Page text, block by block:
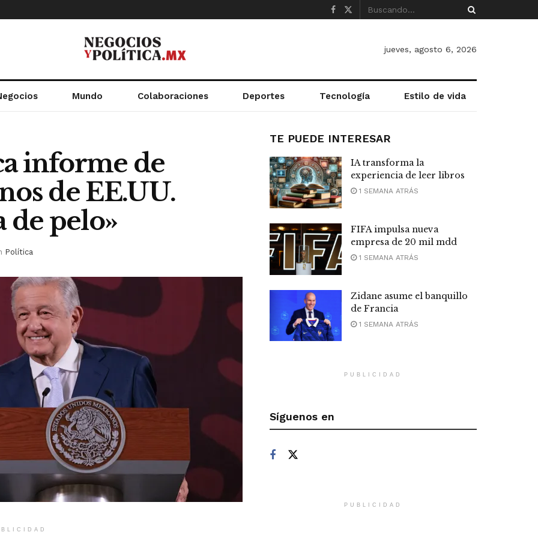
jueves, agosto 6, 2026
Mundo Colaboraciones Deportes Tecnología Estilo de vida
informe de
de EE.UU.
de pelo»
Política
TE PUEDE INTERESAR
IA transforma la
experiencia de leer libros
1 SEMANA ATRÁS
FIFA impulsa nueva
empresa de 20 mil mdd
1 SEMANA ATRÁS
Zidane asume el banquillo
de Francia
1 SEMANA ATRÁS
PUBLICIDAD
Síguenos en
PUBLICIDAD